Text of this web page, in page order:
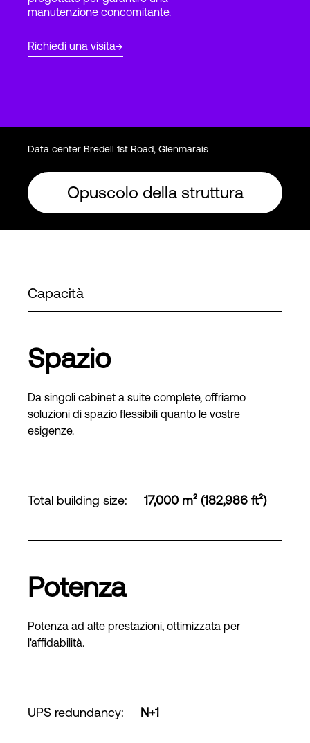
Accesso
manutenzione concomitante.
Richiedi una visita
Data center Bredell 1st Road, Glenmarais
Opuscolo della struttura
Capacità
Spazio
Da singoli cabinet a suite complete, offriamo
soluzioni di spazio flessibili quanto le vostre
esigenze.
Total building size: 17,000 m² (182,986 ft²)
Potenza
Potenza ad alte prestazioni, ottimizzata per
l'affidabilità.
UPS redundancy: N+1